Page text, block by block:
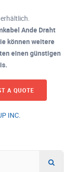
Ande Draht
können weitere
einen günstigen
A QUOTE
INC.